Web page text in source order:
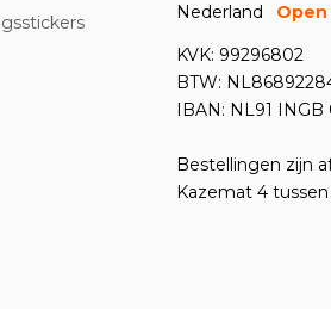
Nederland
Open
KVK: 99296802
BTW:
IBAN: NL91
Bestellingen zijn
Kazemat 4